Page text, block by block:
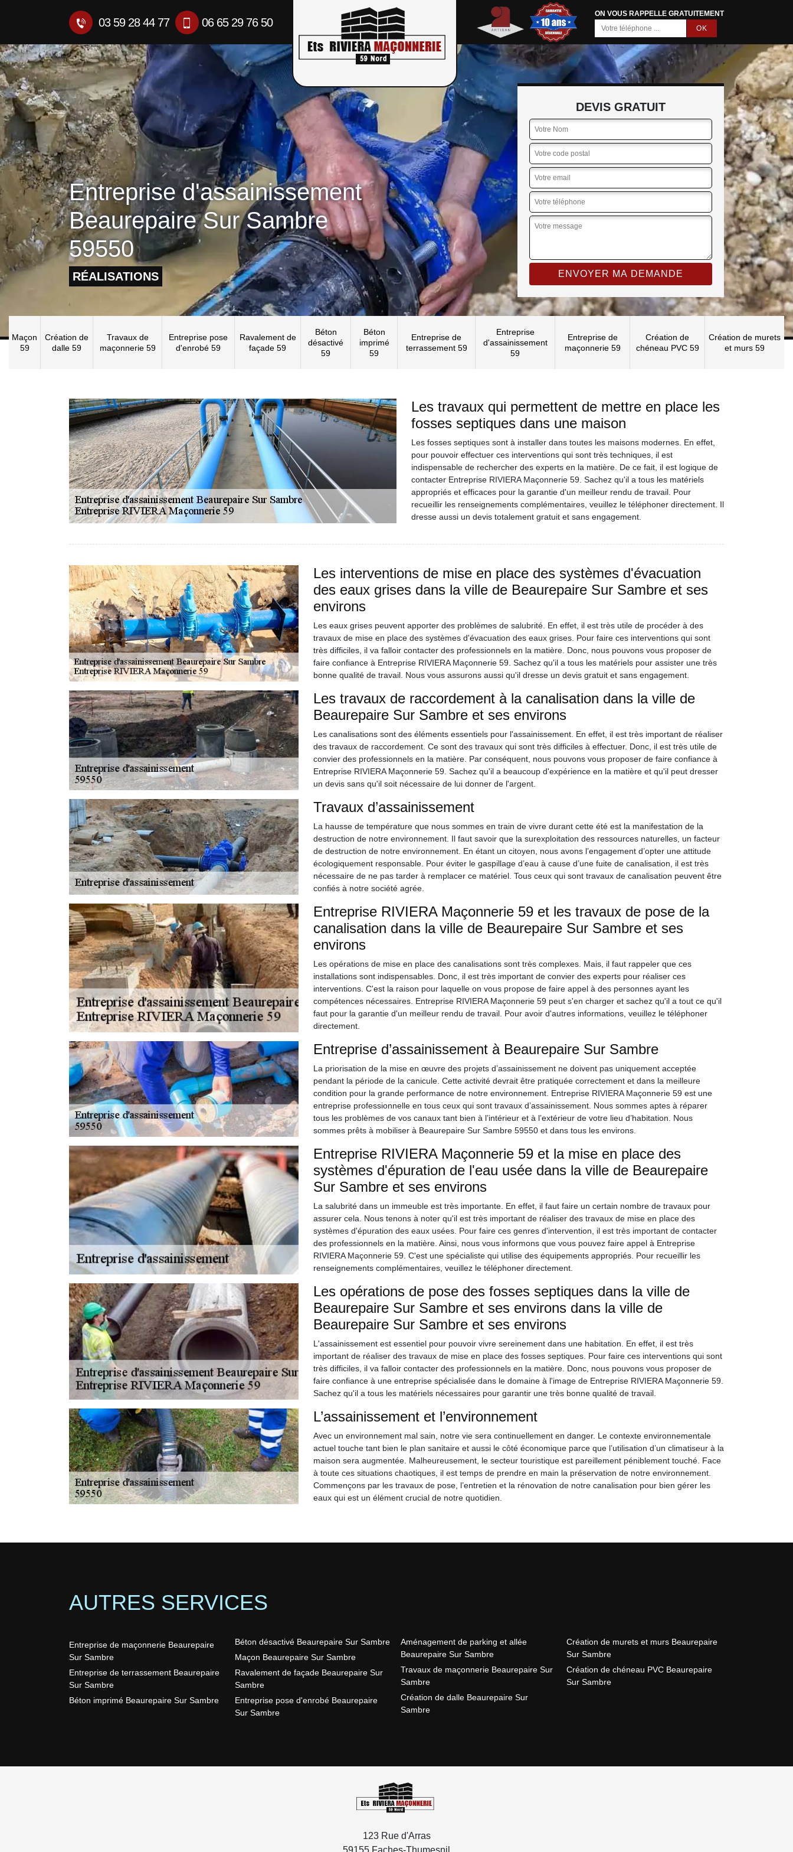
03 59 28 44 77 06 65 29 76 50
ON VOUS RAPPELLE GRATUITEMENT
Entreprise d'assainissement
Beaurepaire Sur Sambre
59550
RÉALISATIONS
DEVIS GRATUIT
Maçon
59
Création de
dalle 59
Travaux de
maçonnerie 59
Entreprise pose
d'enrobé 59
Ravalement de
façade 59
Béton
désactivé
59
Béton
imprimé
59
Entreprise de
terrassement 59
Entreprise
d'assainissement
59
Entreprise de
maçonnerie 59
Création de
chéneau PVC 59
Création de murets
et murs 59
Les travaux qui permettent de mettre en place les
fosses septiques dans une maison
Les fosses septiques sont à installer dans toutes les maisons modernes. En effet,
pour pouvoir effectuer ces interventions qui sont très techniques, il est
indispensable de rechercher des experts en la matière. De ce fait, il est logique de
contacter Entreprise RIVIERA Maçonnerie 59. Sachez qu'il a tous les matériels
appropriés et efficaces pour la garantie d'un meilleur rendu de travail. Pour
recueillir les renseignements complémentaires, veuillez le téléphoner directement. Il
dresse aussi un devis totalement gratuit et sans engagement.
Les interventions de mise en place des systèmes d'évacuation
des eaux grises dans la ville de Beaurepaire Sur Sambre et ses
environs
Les eaux grises peuvent apporter des problèmes de salubrité. En effet, il est très utile de procéder à des
travaux de mise en place des systèmes d'évacuation des eaux grises. Pour faire ces interventions qui sont
très difficiles, il va falloir contacter des professionnels en la matière. Donc, nous pouvons vous proposer de
faire confiance à Entreprise RIVIERA Maçonnerie 59. Sachez qu'il a tous les matériels pour assister une très
bonne qualité de travail. Nous vous assurons aussi qu'il dresse un devis gratuit et sans engagement.
Les travaux de raccordement à la canalisation dans la ville de
Beaurepaire Sur Sambre et ses environs
Les canalisations sont des éléments essentiels pour l'assainissement. En effet, il est très important de réaliser
des travaux de raccordement. Ce sont des travaux qui sont très difficiles à effectuer. Donc, il est très utile de
convier des professionnels en la matière. Par conséquent, nous pouvons vous proposer de faire confiance à
Entreprise RIVIERA Maçonnerie 59. Sachez qu'il a beaucoup d'expérience en la matière et qu'il peut dresser
un devis sans qu'il soit nécessaire de lui donner de l'argent.
Travaux d’assainissement
La hausse de température que nous sommes en train de vivre durant cette été est la manifestation de la
destruction de notre environnement. Il faut savoir que la surexploitation des ressources naturelles, un facteur
de destruction de notre environnement. En étant un citoyen, nous avons l’engagement d’opter une attitude
écologiquement responsable. Pour éviter le gaspillage d’eau à cause d’une fuite de canalisation, il est très
nécessaire de ne pas tarder à remplacer ce matériel. Tous ceux qui sont travaux de canalisation peuvent être
confiés à notre société agrée.
Entreprise RIVIERA Maçonnerie 59 et les travaux de pose de la
canalisation dans la ville de Beaurepaire Sur Sambre et ses
environs
Les opérations de mise en place des canalisations sont très complexes. Mais, il faut rappeler que ces
installations sont indispensables. Donc, il est très important de convier des experts pour réaliser ces
interventions. C'est la raison pour laquelle on vous propose de faire appel à des personnes ayant les
compétences nécessaires. Entreprise RIVIERA Maçonnerie 59 peut s'en charger et sachez qu'il a tout ce qu'il
faut pour la garantie d'un meilleur rendu de travail. Pour avoir d'autres informations, veuillez le téléphoner
directement.
Entreprise d’assainissement à Beaurepaire Sur Sambre
La priorisation de la mise en œuvre des projets d’assainissement ne doivent pas uniquement acceptée
pendant la période de la canicule. Cette activité devrait être pratiquée correctement et dans la meilleure
condition pour la grande performance de notre environnement. Entreprise RIVIERA Maçonnerie 59 est une
entreprise professionnelle en tous ceux qui sont travaux d’assainissement. Nous sommes aptes à réparer
tous les problèmes de vos canaux tant bien à l’intérieur et à l’extérieur de votre lieu d’habitation. Nous
sommes prêts à mobiliser à Beaurepaire Sur Sambre 59550 et dans tous les environs.
Entreprise RIVIERA Maçonnerie 59 et la mise en place des
systèmes d'épuration de l'eau usée dans la ville de Beaurepaire
Sur Sambre et ses environs
La salubrité dans un immeuble est très importante. En effet, il faut faire un certain nombre de travaux pour
assurer cela. Nous tenons à noter qu'il est très important de réaliser des travaux de mise en place des
systèmes d'épuration des eaux usées. Pour faire ces genres d'intervention, il est très important de contacter
des professionnels en la matière. Ainsi, nous vous informons que vous pouvez faire appel à Entreprise
RIVIERA Maçonnerie 59. C'est une spécialiste qui utilise des équipements appropriés. Pour recueillir les
renseignements complémentaires, veuillez le téléphoner directement.
Les opérations de pose des fosses septiques dans la ville de
Beaurepaire Sur Sambre et ses environs dans la ville de
Beaurepaire Sur Sambre et ses environs
L'assainissement est essentiel pour pouvoir vivre sereinement dans une habitation. En effet, il est très
important de réaliser des travaux de mise en place des fosses septiques. Pour faire ces interventions qui sont
très difficiles, il va falloir contacter des professionnels en la matière. Donc, nous pouvons vous proposer de
faire confiance à une entreprise spécialisée dans le domaine à l'image de Entreprise RIVIERA Maçonnerie 59.
Sachez qu'il a tous les matériels nécessaires pour garantir une très bonne qualité de travail.
L’assainissement et l’environnement
Avec un environnement mal sain, notre vie sera continuellement en danger. Le contexte environnementale
actuel touche tant bien le plan sanitaire et aussi le côté économique parce que l’utilisation d’un climatiseur à la
maison sera augmentée. Malheureusement, le secteur touristique est pareillement péniblement touché. Face
à toute ces situations chaotiques, il est temps de prendre en main la préservation de notre environnement.
Commençons par les travaux de pose, l’entretien et la rénovation de notre canalisation pour bien gérer les
eaux qui est un élément crucial de notre quotidien.
AUTRES SERVICES
Entreprise de maçonnerie Beaurepaire
Sur Sambre
Entreprise de terrassement Beaurepaire
Sur Sambre
Béton imprimé Beaurepaire Sur Sambre
Béton désactivé Beaurepaire Sur Sambre
Maçon Beaurepaire Sur Sambre
Ravalement de façade Beaurepaire Sur
Sambre
Entreprise pose d'enrobé Beaurepaire
Sur Sambre
Aménagement de parking et allée
Beaurepaire Sur Sambre
Travaux de maçonnerie Beaurepaire Sur
Sambre
Création de dalle Beaurepaire Sur
Sambre
Création de murets et murs Beaurepaire
Sur Sambre
Création de chéneau PVC Beaurepaire
Sur Sambre
123 Rue d'Arras
59155 Faches-Thumesnil